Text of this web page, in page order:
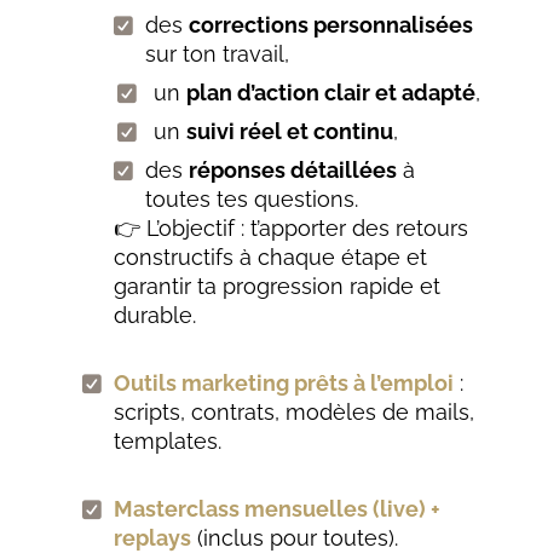
des corrections personnalisées
sur ton travail,
un plan d’action clair et adapté,
un suivi réel et continu,
des réponses détaillées à
toutes tes questions.
👉 L’objectif : t’apporter des retours
constructifs à chaque étape et
garantir ta progression rapide et
durable.
Outils marketing prêts à l’emploi :
scripts, contrats, modèles de mails,
templates.
Masterclass mensuelles (live) +
replays (inclus pour toutes).